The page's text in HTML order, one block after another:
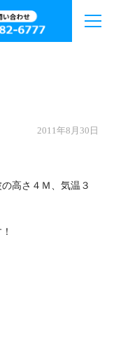
2011年8月30日
高さ４Ｍ、気温３